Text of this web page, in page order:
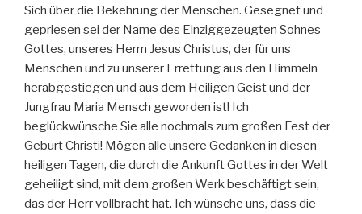
Sich über die Bekehrung der Menschen. Gesegnet und
gepriesen sei der Name des Einziggezeugten Sohnes
Gottes, unseres Herrn Jesus Christus, der für uns
Menschen und zu unserer Errettung aus den Himmeln
herabgestiegen und aus dem Heiligen Geist und der
Jungfrau Maria Mensch geworden ist! Ich
beglückwünsche Sie alle nochmals zum großen Fest der
Geburt Christi! Mögen alle unsere Gedanken in diesen
heiligen Tagen, die durch die Ankunft Gottes in der Welt
geheiligt sind, mit dem großen Werk beschäftigt sein,
das der Herr vollbracht hat. Ich wünsche uns, dass die